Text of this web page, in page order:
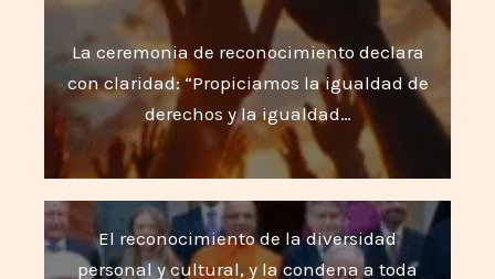
La ceremonia de reconocimiento declara
con claridad: “Propiciamos la igualdad de
derechos y la igualdad…
El reconocimiento de la diversidad
personal y cultural, y la condena a toda